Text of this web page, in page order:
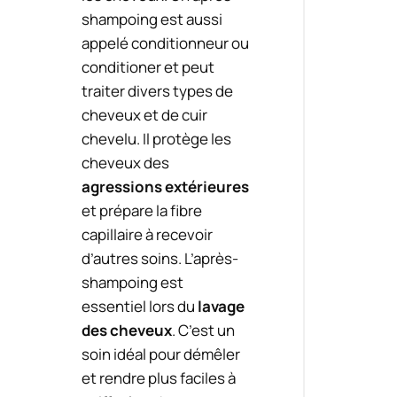
shampoing est aussi
appelé conditionneur ou
conditioner et peut
traiter divers types de
cheveux et de cuir
chevelu. Il protège les
cheveux des
agressions extérieures
et prépare la fibre
capillaire à recevoir
d’autres soins. L’après-
shampoing est
essentiel lors du lavage
des cheveux. C’est un
soin idéal pour démêler
et rendre plus faciles à